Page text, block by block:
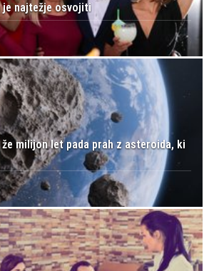
je najtežje osvojiti
že milijon let pada prah z asteroida, ki